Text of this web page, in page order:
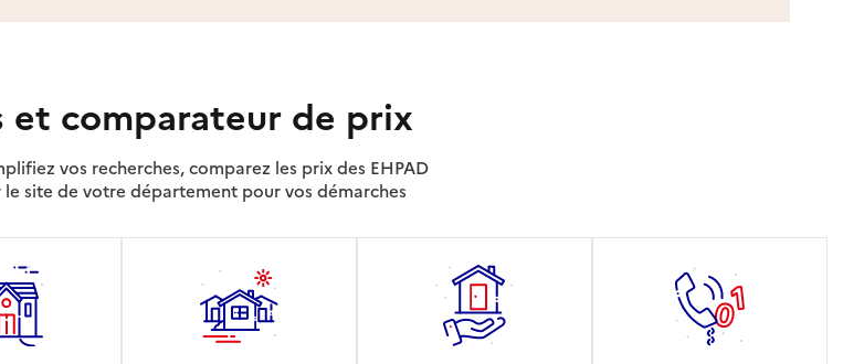
et comparateur de prix
vos recherches, comparez les prix des EHPAD
site de votre département pour vos démarches